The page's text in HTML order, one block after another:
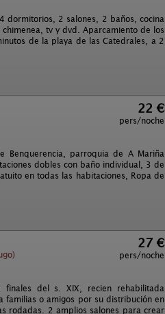
dormitorios, 2 salones, 2 baños, cocina
tv y dvd. Aparcamiento de los
de la playa de las Catedrales, a 2
22 €
pers/noche
parroquia de A Mariña
dobles con baño individual, 3 de
en todas las habitaciones, Ropa de
27 €
pers/noche
del s. XIX, recien rehabilitada
familias o amigos por su distribución en
rodadas. 2 amplios salones para crear